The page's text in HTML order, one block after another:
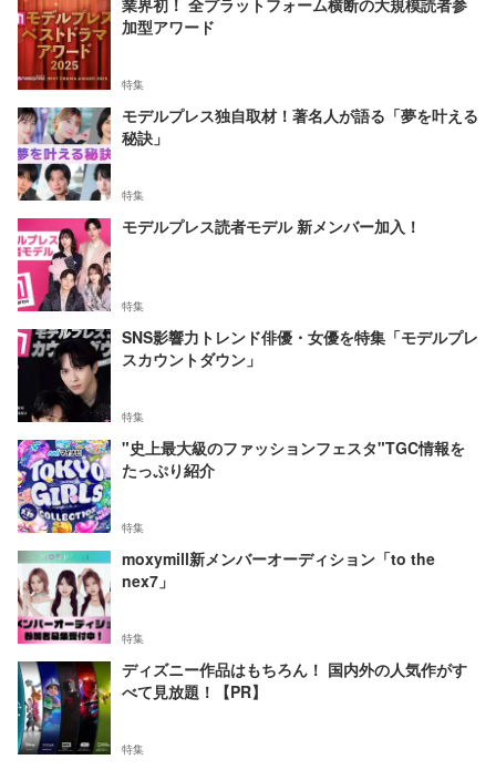
加型アワード
特集
モデルプレス独自取材！著名人が語る「夢を叶える
秘訣」
特集
モデルプレス読者モデル 新メンバー加入！
特集
SNS影響力トレンド俳優・女優を特集「モデルプレ
スカウントダウン」
特集
"史上最大級のファッションフェスタ"TGC情報を
たっぷり紹介
特集
moxymill新メンバーオーディション「to the
nex7」
特集
ディズニー作品はもちろん！ 国内外の人気作がす
べて見放題！【PR】
特集